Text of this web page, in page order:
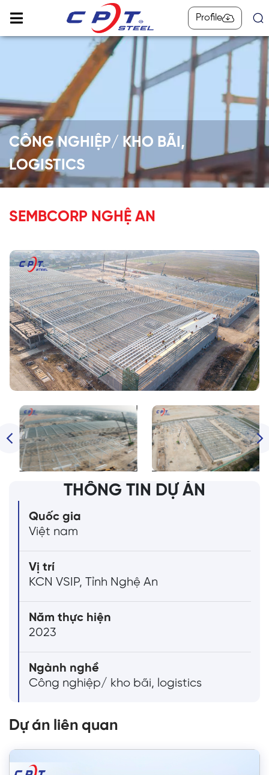
Profile
CÔNG NGHIỆP/ KHO BÃI,
LOGISTICS
SEMBCORP NGHỆ AN
THÔNG TIN DỰ ÁN
Quốc gia
Việt nam
Vị trí
KCN VSIP, Tỉnh Nghệ An
Năm thực hiện
2023
Ngành nghề
Công nghiệp/ kho bãi, logistics
Dự án liên quan